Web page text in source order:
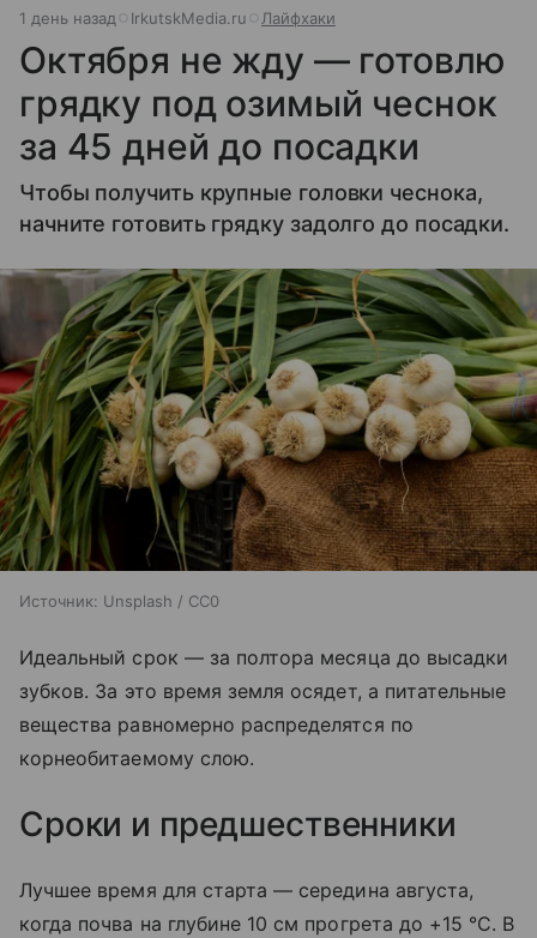
1 день назад IrkutskMedia.ru Лайфхаки
Октября не жду — готовлю
грядку под озимый чеснок
за 45 дней до посадки
Чтобы получить крупные головки чеснока,
начните готовить грядку задолго до посадки.
Источник: Unsplash / CC0
Идеальный срок — за полтора месяца до высадки
зубков. За это время земля осядет, а питательные
вещества равномерно распределятся по
корнеобитаемому слою.
Сроки и предшественники
Лучшее время для старта — середина августа,
когда почва на глубине 10 см прогрета до +15 °C. В